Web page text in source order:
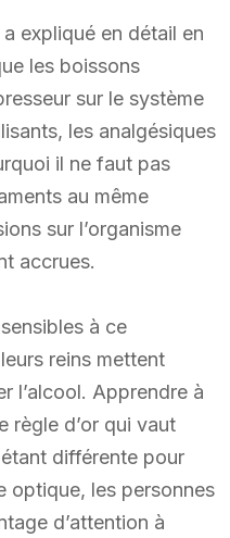
expliqué en détail en
les boissons
sur le système
les analgésiques
il ne faut pas
au même
sur l’organisme
accrues.
à ce
reins mettent
l’alcool. Apprendre à
règle d’or qui vaut
différente pour
optique, les personnes
d’attention à